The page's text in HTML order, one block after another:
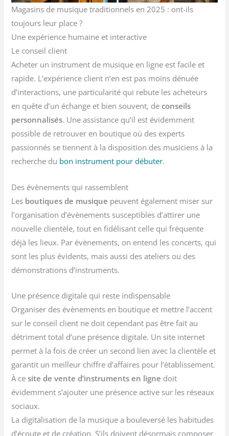
Magasins de musique traditionnels en 2025 : ont-ils
toujours leur place ?
Une expérience humaine et interactive
Le conseil client
Acheter un instrument de musique en ligne est facile et
rapide. L’expérience client n’en est pas moins dénuée
d’interactions, une particularité qui rebute les acheteurs
en quête d’un échange et bien souvent, deconseils
personnalisés. Une assistance qu’il est évidemment
possible de retrouver en boutique où des experts
passionnés se tiennent à la disposition des musiciens à la
recherche du bon instrument pour débuter.
Des évènements qui rassemblent
Les boutiques de musique peuvent également miser sur
l’organisation d’évènements susceptibles d’attirer une
nouvelle clientèle, tout en fidélisant celle qui fréquente
déjà les lieux. Par évènements, on entend les concerts, qui
sont les plus évidents, mais aussi des ateliers ou des
démonstrations d’instruments.
Une présence digitale qui reste indispensable
Organiser des évènements en boutique et mettre l’accent
sur le conseil client ne doit cependant pas être fait au
détriment total d’une présence digitale. Un site internet
permet à la fois de créer un second lien avec la clientèle et
garantit un meilleur chiffre d’affaires pour l’établissement.
À cesite de vente d’instruments en ligne doit
évidemment s’ajouter une présence active sur les réseaux
sociaux.
La digitalisation de la musique a bouleversé les habitudes
d’écoute et de création. S’ils doivent désormais composer